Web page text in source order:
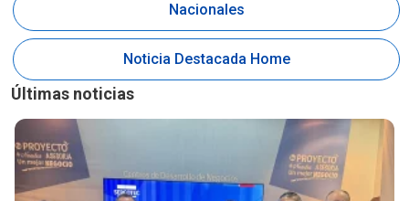
Nacionales
Noticia Destacada Home
Últimas noticias